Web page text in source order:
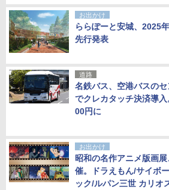
お出かけ
ららぽーと安城、2025
先行発表
道路
名鉄バス、空港バスの
でクレカタッチ決済導
00円に
お出かけ
昭和の名作アニメ版画
催。ドラえもん/サイボ
ック/ルパン三世 カリオ